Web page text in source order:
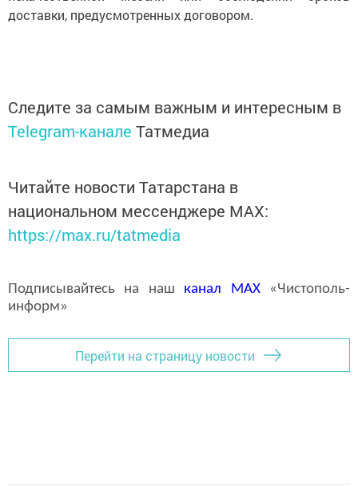
доставки, предусмотренных договором.
Следите за самым важным и интересным в
Telegram-канале Татмедиа
Читайте новости Татарстана в
национальном мессенджере MАХ:
https://max.ru/tatmedia
Подписывайтесь на наш канал MAX«Чистополь-
информ»
Перейти на страницу новости